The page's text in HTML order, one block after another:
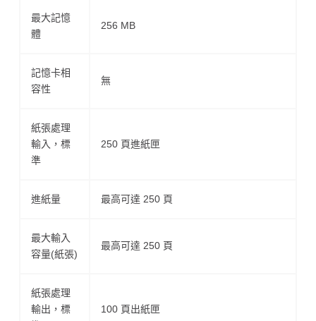
最大記憶
體
256 MB
記憶卡相
容性
無
紙張處理
輸入，標
準
250 頁進紙匣
進紙量 最高可達 250 頁
最大輸入
容量(紙張)
最高可達 250 頁
紙張處理
輸出，標
100 頁出紙匣